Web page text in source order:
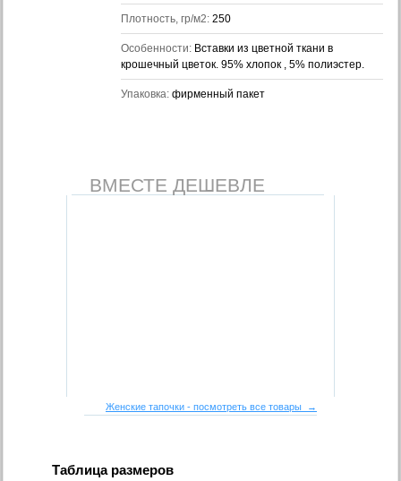
Плотность, гр/м2: 250
Особенности: Вставки из цветной ткани в
крошечный цветок. 95% хлопок , 5% полиэстер.
Упаковка: фирменный пакет
ВМЕСТЕ ДЕШЕВЛЕ
Женские тапочки - посмотреть все товары →
Таблица размеров